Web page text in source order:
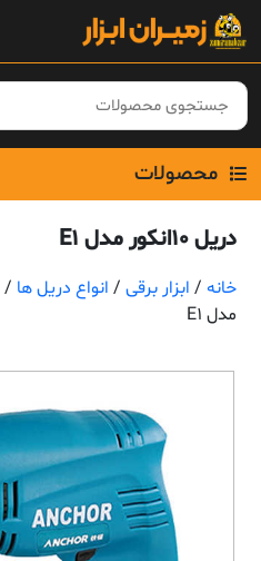
Skip
content
محصولات
دریل 10انکور مدل E1
خانه / ابزار برقی / انواع دریل ها /
مدل E1